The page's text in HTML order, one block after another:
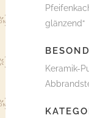
glänzend“
Keramik-